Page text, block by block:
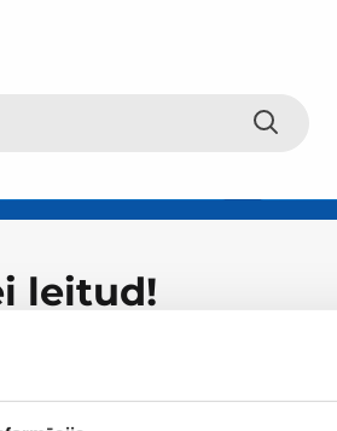
leitud!